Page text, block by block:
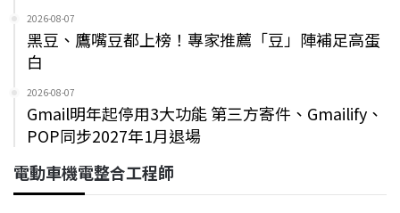
2026-08-07
黑豆、鷹嘴豆都上榜！專家推薦「豆」陣補足高蛋
白
2026-08-07
Gmail明年起停用3大功能 第三方寄件、Gmailify、
POP同步2027年1月退場
電動車機電整合工程師